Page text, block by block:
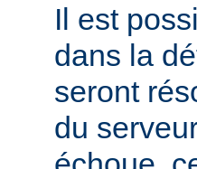
Il est
dans la
seront
du